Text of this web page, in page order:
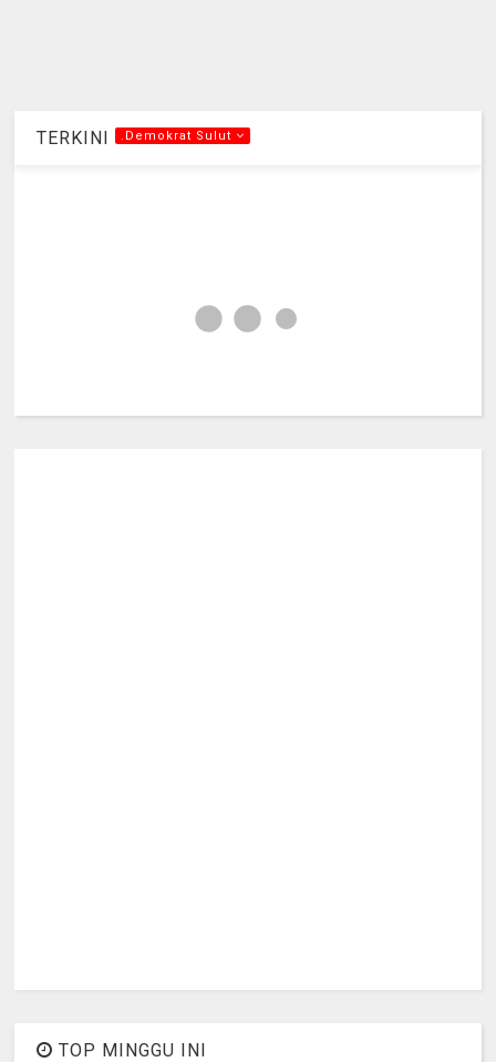
TERKINI .Demokrat Sulut
TOP MINGGU INI